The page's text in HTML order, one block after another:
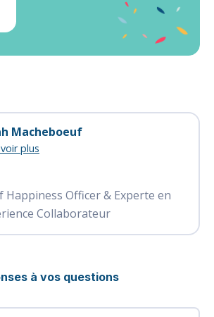
Macheboeuf
Happiness Officer & Experte en
Collaborateur
plus
à vos questions